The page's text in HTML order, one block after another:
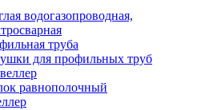
водогазопроводная,
труба
для профильных труб
равнополочный